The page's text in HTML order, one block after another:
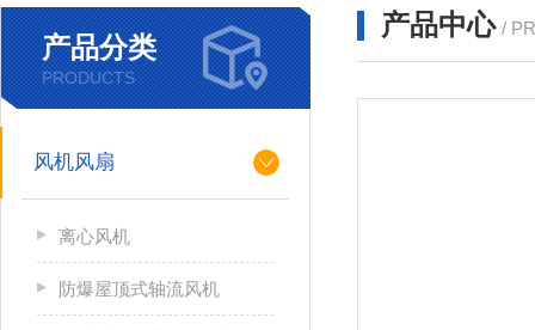
产品分类
PRODUCTS
风机风扇
离心风机
防爆屋顶式轴流风机
产品中心 /